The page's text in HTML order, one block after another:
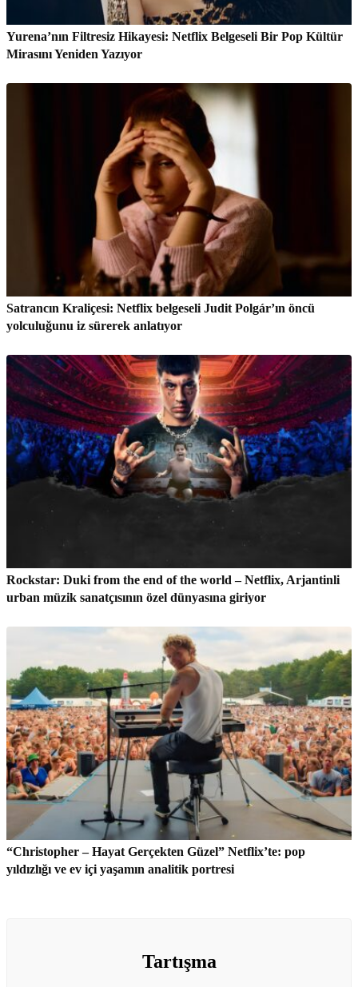
Yurena’nın Filtresiz Hikayesi: Netflix Belgeseli Bir Pop Kültür
Mirasını Yeniden Yazıyor
Satrancın Kraliçesi: Netflix belgeseli Judit Polgár’ın öncü
yolculuğunu iz sürerek anlatıyor
Rockstar: Duki from the end of the world – Netflix, Arjantinli
urban müzik sanatçısının özel dünyasına giriyor
“Christopher – Hayat Gerçekten Güzel” Netflix’te: pop
yıldızlığı ve ev içi yaşamın analitik portresi
Tartışma